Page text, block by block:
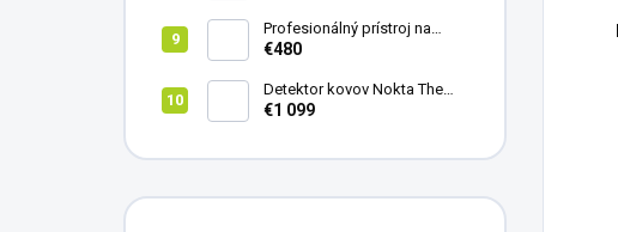
Profesionálný prístroj na
vedenie vŕtania Laserliner
€480
Detektor kovov Nokta The
Legend 2
€1 099